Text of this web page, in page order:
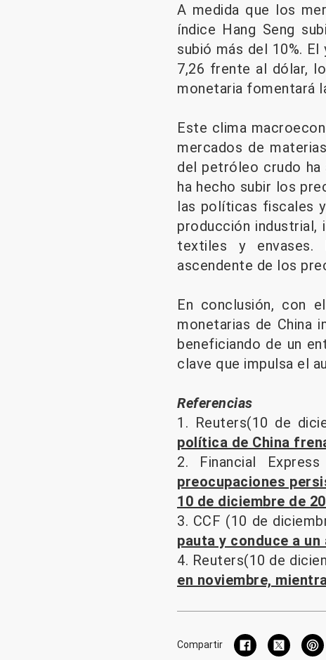
A medida que los
índice Hang Seng
subió más del 10%.
7,26 frente al dólar,
monetaria fomentará
Este clima
mercados de
del petróleo crudo
ha hecho subir los
las políticas fiscales
producción industrial,
textiles y envases.
ascendente de los
En conclusión, con
monetarias de China
beneficiando de un
clave que impulsa el
Referencias
1. Reuters(10 de
política de China
2. Financial
preocupaciones
10 de diciembre de
3. CCF (10 de
pauta y conduce a
4. Reuters(10 de
en noviembre,
Compartir